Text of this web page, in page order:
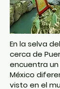
En la selva
cerca de
encuentra
México
visto en el